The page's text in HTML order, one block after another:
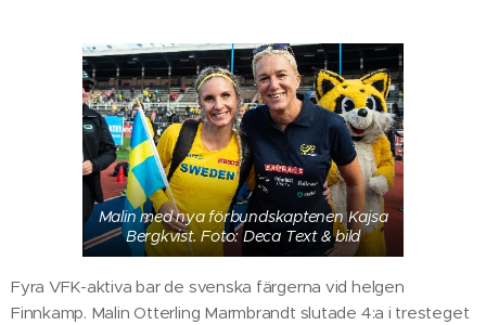
Malin med nya förbundskaptenen Kajsa
Bergkvist. Foto: Deca Text & bild
Fyra VFK-aktiva bar de svenska färgerna vid helgen
Finnkamp. Malin Otterling Marmbrandt slutade 4:a i tresteget